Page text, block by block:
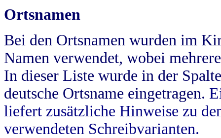
Ortsnamen
Bei den Ortsnamen wurden im
Namen verwendet, wobei
In dieser Liste wurde in der
deutsche Ortsname eingetragen.
liefert zusätzliche Hinweise zu
verwendeten Schreibvarianten.